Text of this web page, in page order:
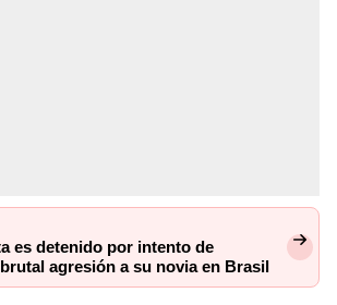
es detenido por intento de
agresión a su novia en Brasil